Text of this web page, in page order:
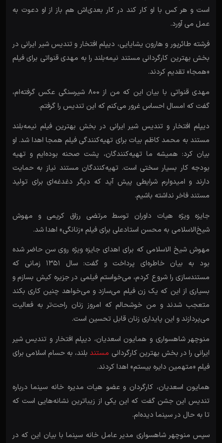
است و هر کس با او کار کند در کار بعدی‌اش هم باز از او دعوت به
عمل می آورد.
فرشته طائرپور و هارون یشایایی، دیپلم افتخار و تندیس شیر ایرانی در
بخش بهترین کارگردانی مستند نیمه‌بلند را به مهدی قنواتی برای فیلم
«همجا» تقدیم کردند.
مهدی قنواتی با بیان این که من از ۸۰۰ شیرسنگی عکس گرفته‌ام،
گفت که امسال احساس غرور می‌کنم که این تندیس را گرفتم.
دیپلم افتخار و تندیس شیر ایرانی در بخش بهترین فیلم نیمه‌بلند
مستند به محمد کاظم بیات برای تهیه‌کنندگی فیلم همجا اهدا شد. او
بیان کرد: همیشه ما تهیه‌کنندگان، پشت صحنه بوده‌ایم و تهیه
بودجه کار بسیار سختی است. تهیه‌کنندگان مستند نیاز به حمایت
دارند و امیدوارم شرایطی پیش آید که دیگر دغدغه‌ای برای تولید
مستند فاخر نداشته باشیم.
جایزه ویژه هیات داوران توسط مرتضی رزاق کریمی و مهوش
شیخ‌الاسلامی به محسن استادعلی برای فیلم «زنانگی» اهدا شد.
مهوش شیخ الاسلامی که برای اهدای جایزه ویژه روی سن حاضر شده
بود به بیان خاطره‌ای پرداخت و گفت: سال ۱۳۵۱ زمانی که
مستندسازی را شروع کردم، می‌خواستم فیلمی در جزیره کیش بسازم و
بسیاری از این که یک زن فیلم می‌سازد و می‌خواهد چنین کاری بکند
متعجب شدند و من خوشحالم که امروز زنان راحت‌تر به فعالیت
می‌پردازند و این پایداری زنان قابل تحسین است.
منوچهر شاهسواری و همایون اسعدیان، دیپلم افتخار و تندیس شیر
ایرانی را در بخش بهترین کارگردانی مستندبلند، به حسام اسلامی برای
فیلم «متهمین دایره بیستم» اهدا کردند.
همایون اسعدیان، کارگردان و عضو هیات مدیره خانه سینما درباره
تندیس این جشن گفت که این یکی از زیباترین نشانه‌هایی است که
تا به حال در سینما دیده‌ام.
سپس منوچهر شاهسواری مدیر عامل خانه سینما با بیان این که در